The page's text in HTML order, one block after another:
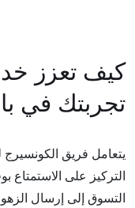
كيف تعزز
تجربتك في
يتعامل فريق
التركيز على
التسوق إلى إرسال